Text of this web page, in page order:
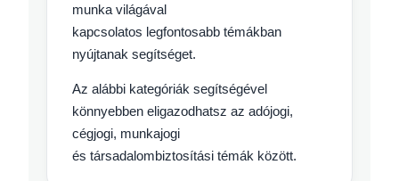
munka világával
kapcsolatos legfontosabb témákban
nyújtanak segítséget.
Az alábbi kategóriák segítségével
könnyebben eligazodhatsz az adójogi,
cégjogi, munkajogi
és társadalombiztosítási témák között.